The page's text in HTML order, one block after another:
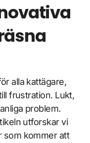
frustration. Lukt,
problem.
utforskar vi
som kommer att